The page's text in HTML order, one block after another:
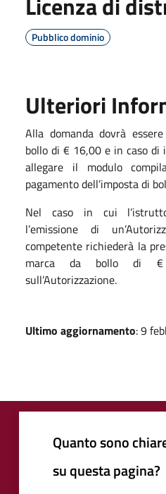
Pubblico dominio
Ulteriori
Alla domanda dovrà
bollo di € 16,00 e in caso di
allegare il modulo
pagamento dell’imposta di
Nel caso in cui
l’emissione di
competente richiederà la
marca da bollo di €
sull’Autorizzazione.
Ultimo aggiornamento: 9
Quanto sono
su questa pagina?